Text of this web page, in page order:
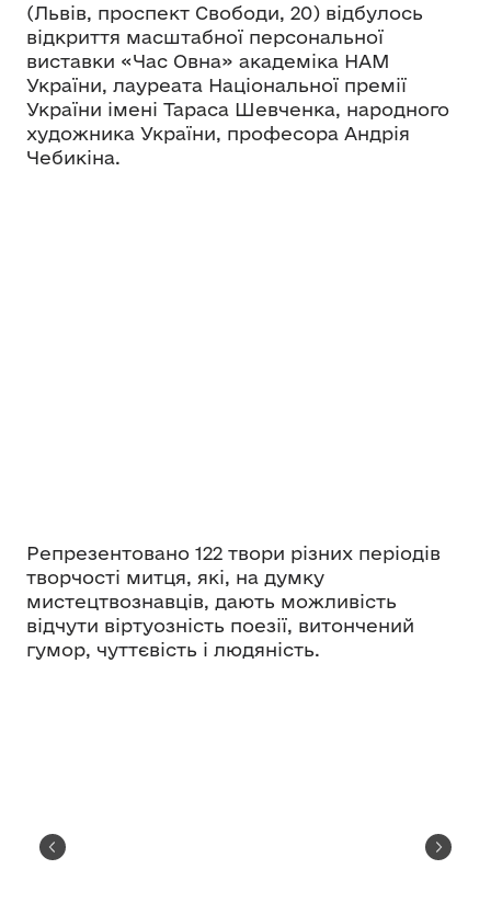
(Львів, проспект Свободи, 20) відбулось
відкриття масштабної персональної
виставки «Час Овна» академіка НАМ
України, лауреата Національної премії
України імені Тараса Шевченка, народного
художника України, професора Андрія
Чебикіна.
Репрезентовано 122 твори різних періодів
творчості митця, які, на думку
мистецтвознавців, дають можливість
відчути віртуозність поезії, витончений
гумор, чуттєвість і людяність.